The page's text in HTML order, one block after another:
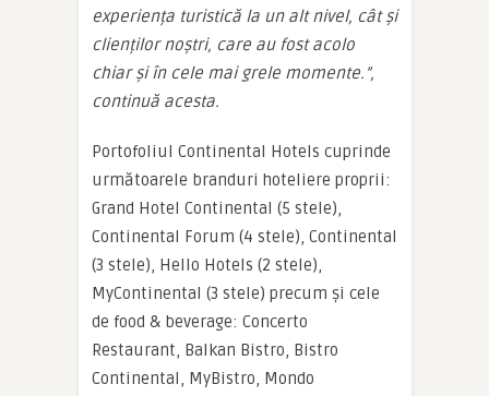
experiența turistică la un alt nivel, cât și
clienților noștri, care au fost acolo
chiar și în cele mai grele momente.”,
continuă acesta.
Portofoliul Continental Hotels cuprinde
următoarele branduri hoteliere proprii:
Grand Hotel Continental (5 stele),
Continental Forum (4 stele), Continental
(3 stele), Hello Hotels (2 stele),
MyContinental (3 stele) precum și cele
de food & beverage: Concerto
Restaurant, Balkan Bistro, Bistro
Continental, MyBistro, Mondo